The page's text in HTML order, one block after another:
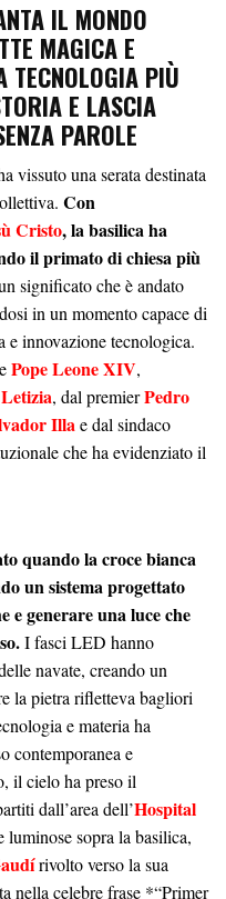
IL MONDO
MAGICA E
TECNOLOGIA PIÙ
E LASCIA
PAROLE
vissuto una serata destinata
Con
Cristo, la basilica ha
il primato di chiesa più
significato che è andato
in un momento capace di
e innovazione tecnologica.
Pope Leone XIV,
Letizia, dal premierPedro
Illae dal sindaco
che ha evidenziato il
quando la croce bianca
un sistema progettato
e generare una luce che
I fasci LED hanno
navate, creando un
la pietra rifletteva bagliori
e materia ha
contemporanea e
il cielo ha preso il
dall’area dell’Hospital
luminose sopra la basilica,
rivolto verso la sua
nella celebre frase *“Primer